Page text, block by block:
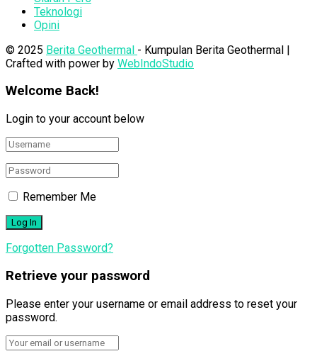
Teknologi
Opini
© 2025 Berita Geothermal - Kumpulan Berita Geothermal |
Crafted with power by WebIndoStudio
Welcome Back!
Login to your account below
Remember Me
Forgotten Password?
Retrieve your password
Please enter your username or email address to reset your
password.